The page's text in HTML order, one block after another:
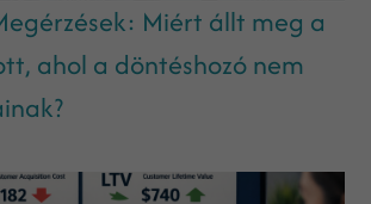
Miért állt meg a
ahol a döntéshozó nem